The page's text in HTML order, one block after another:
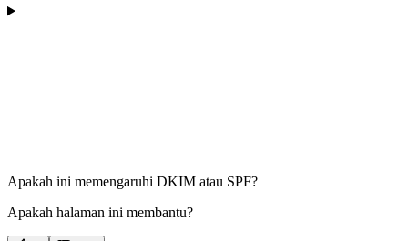
Apakah ini memengaruhi DKIM atau SPF?
Apakah halaman ini membantu?